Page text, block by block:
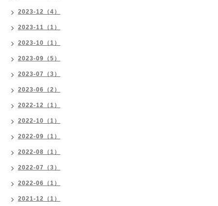
2023-12（4）
2023-11（1）
2023-10（1）
2023-09（5）
2023-07（3）
2023-06（2）
2022-12（1）
2022-10（1）
2022-09（1）
2022-08（1）
2022-07（3）
2022-06（1）
2021-12（1）